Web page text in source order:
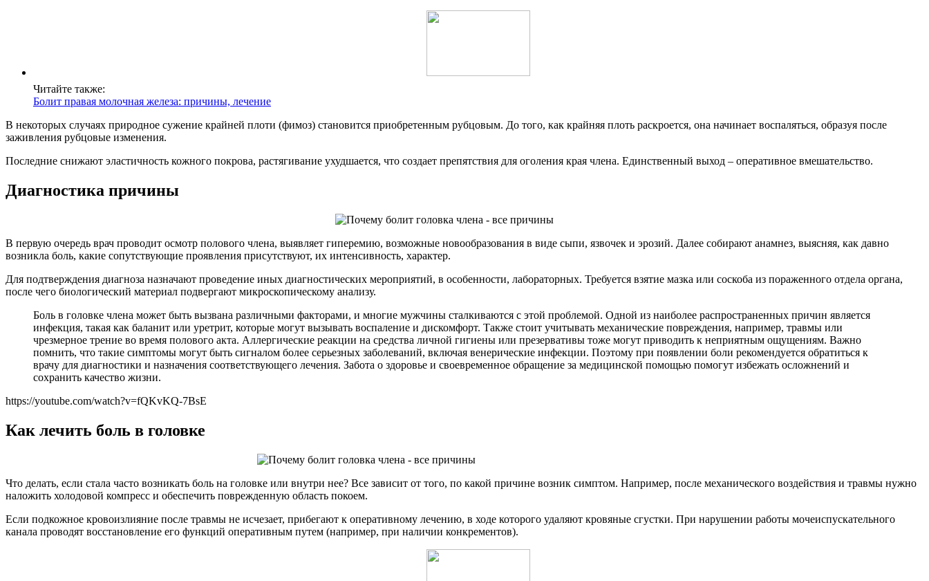
Читайте также:
Болит правая молочная железа: причины, лечение
В некоторых случаях природное сужение крайней плоти (фимоз) становится приобретенным рубцовым. До того, как крайняя плоть раскроется, она начинает воспаляться, образуя после
заживления рубцовые изменения.
Последние снижают эластичность кожного покрова, растягивание ухудшается, что создает препятствия для оголения края члена. Единственный выход – оперативное вмешательство.
Диагностика причины
В первую очередь врач проводит осмотр полового члена, выявляет гиперемию, возможные новообразования в виде сыпи, язвочек и эрозий. Далее собирают анамнез, выясняя, как давно
возникла боль, какие сопутствующие проявления присутствуют, их интенсивность, характер.
Для подтверждения диагноза назначают проведение иных диагностических мероприятий, в особенности, лабораторных. Требуется взятие мазка или соскоба из пораженного отдела органа,
после чего биологический материал подвергают микроскопическому анализу.
Боль в головке члена может быть вызвана различными факторами, и многие мужчины сталкиваются с этой проблемой. Одной из наиболее распространенных причин является
инфекция, такая как баланит или уретрит, которые могут вызывать воспаление и дискомфорт. Также стоит учитывать механические повреждения, например, травмы или
чрезмерное трение во время полового акта. Аллергические реакции на средства личной гигиены или презервативы тоже могут приводить к неприятным ощущениям. Важно
помнить, что такие симптомы могут быть сигналом более серьезных заболеваний, включая венерические инфекции. Поэтому при появлении боли рекомендуется обратиться к
врачу для диагностики и назначения соответствующего лечения. Забота о здоровье и своевременное обращение за медицинской помощью помогут избежать осложнений и
сохранить качество жизни.
https://youtube.com/watch?v=fQKvKQ-7BsE
Как лечить боль в головке
Что делать, если стала часто возникать боль на головке или внутри нее? Все зависит от того, по какой причине возник симптом. Например, после механического воздействия и травмы нужно
наложить холодовой компресс и обеспечить поврежденную область покоем.
Если подкожное кровоизлияние после травмы не исчезает, прибегают к оперативному лечению, в ходе которого удаляют кровяные сгустки. При нарушении работы мочеиспускательного
канала проводят восстановление его функций оперативным путем (например, при наличии конкрементов).